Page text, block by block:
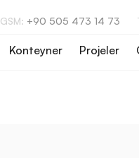
GSM: +90 505 473 14 73
Konteyner Projeler